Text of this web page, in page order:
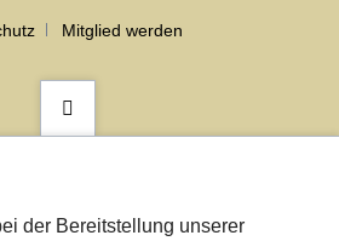
der Bereitstellung unserer
Mitglied werden